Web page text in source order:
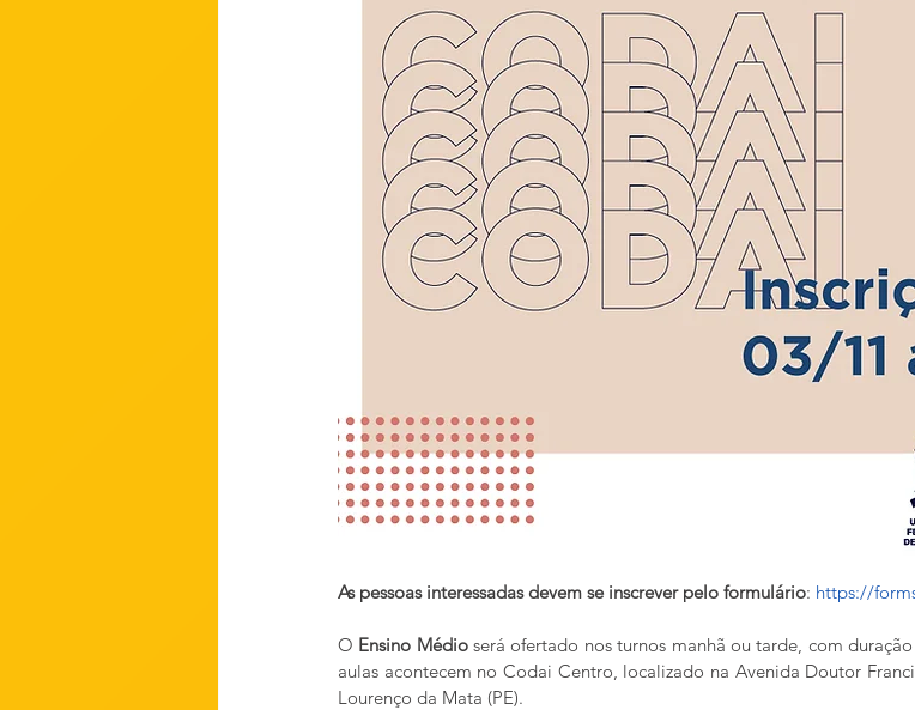
As pessoas interessadas devem se inscrever pelo formulário: https://
O Ensino Médio será ofertado nos turnos manhã ou tarde, com
aulas acontecem no Codai Centro, localizado na Avenida Doutor
Lourenço da Mata (PE).